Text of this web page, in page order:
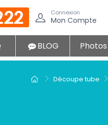
Connexion
Mon Compte
BLOG Photos
Découpe tube